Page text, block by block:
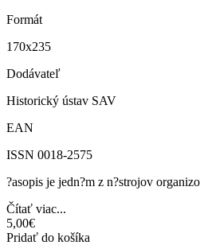
Formát
170x235
Dodávateľ
Historický ústav SAV
EAN
ISSN 0018-2575
?asopis je jedn?m z n?strojov
Čítať viac...
5,00€
Pridať do košíka